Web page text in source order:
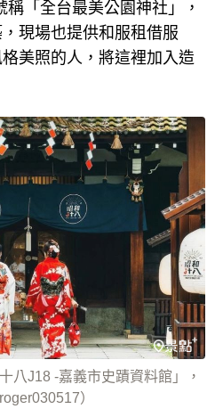
「全台最美公園神社」，
現場也提供和服租借服
美照的人，將這裡加入造
八J18 -嘉義市史蹟資料館」，
）